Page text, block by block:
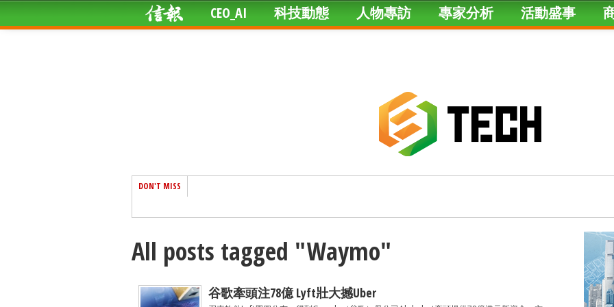
CEO_AI 科技動態 人物專訪 專家分析 活動盛事
DON'T MISS
All posts tagged "Waymo"
谷歌牽頭注78億 Lyft壯大撼Uber